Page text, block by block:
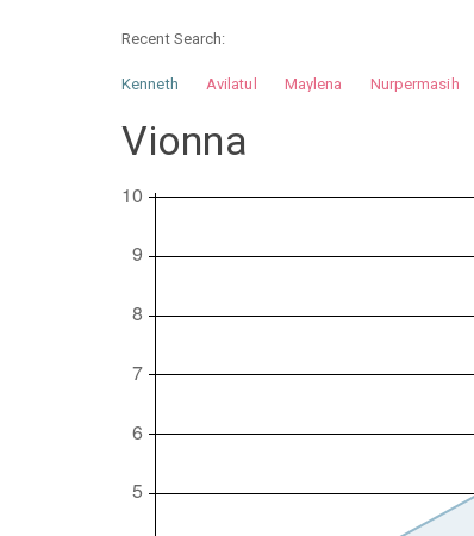
Recent Search:
Kenneth Avilatul Maylena Nurpermasih
Vionna